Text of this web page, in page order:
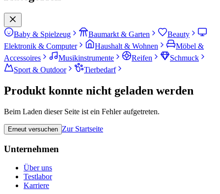
Baby & Spielzeug Baumarkt & Garten
Beauty
Elektronik & Computer
Haushalt & Wohnen
Möbel &
Accessoires
Musikinstrumente Reifen
Schmuck
Sport & Outdoor
Tierbedarf
Produkt konnte nicht geladen werden
Beim Laden dieser Seite ist ein Fehler aufgetreten.
Erneut versuchen Zur Startseite
Unternehmen
Über uns
Testlabor
Karriere